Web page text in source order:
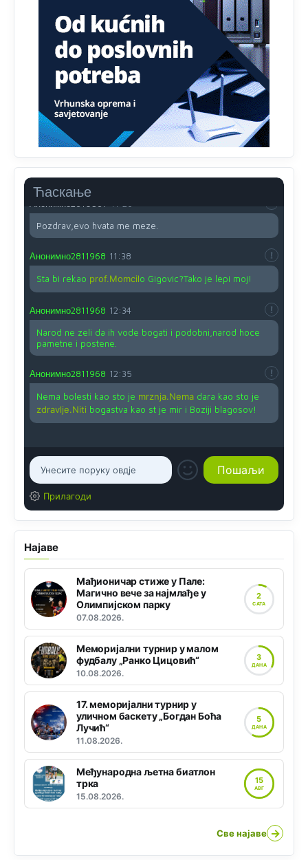
Ћаскање
Анонимно2810587
11:13
Proguglajte
Анонимно2810587
11:21
O kako su cudni lvi ljudi,uzeli bi sve da mogu...a ja srce
svima fajem,radujem se tudjoj sreci.I ko ima i ko nema
na iso ce mjesto leci!
Анонимно2810587
11:24
Pozdrav,evo hvata me meze.
Анонимно2811968 11:38
Sta bi rekao prof.Momcilo Gigovic?Tako je lepi moj!
Анонимно2811968 12:34
Narod ne zeli da ih vode bogati i podobni,narod hoce
pametne i postene.
Анонимно2811968 12:35
Nema bolesti kao sto je mrznja.Nemadara kao sto je
zdravlje.Niti bogastva kao st je mir i Boziji blagosov!
Прилагоди
Најаве
Мађионичар стиже у Пале:
Магично вече за најмлађе у
Олимпијском парку
07.08.2026.
2
САТА
Меморијални турнир у малом
фудбалу „Ранко Цицовић“
10.08.2026.
3
ДАНА
17. меморијални турнир у
уличном баскету „Богдан Боћа
Лучић“
11.08.2026.
5
ДАНА
Међународна љетна биатлон
трка
15.08.2026.
15
АВГ
Све најаве →